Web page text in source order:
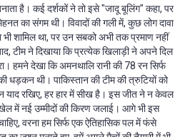
है। कई दर्शकों ने तो इसे "जादू बूलिंग" कहा, पर
का संगम थी। विवादों की गली में, कुछ लोग दावा
शामिल था, पर उन सबको अभी तक प्रमाण नहीं
टीम ने दिखाया कि प्रत्येक खिलाड़ी ने अपने दिल
हमने देखा कि अमनथालि रानी की 78 रन सिर्फ
धड़कन थी। पाकिस्तान की टीम की त्रुटियों को
रखिए, हर हार में सीख है। इस जीत ने न केवल
खेल में नई उम्मीदों की किरण जलाई। आगे भी इस
वरना हम सिर्फ एक ऐतिहासिक पल में फंसे